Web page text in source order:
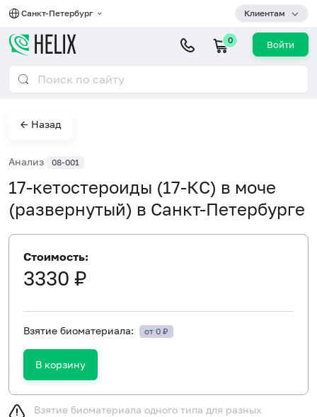
Санкт-Петербург Клиентам
0 Войти
← Назад
Анализ 08-001
17-кетостероиды (17-КС) в моче
(развернутый) в Санкт-Петербурге
Стоимость:
3330 ₽
Взятие биоматериала: от 0 ₽
В корзину
Взятие биоматериала одного типа для разных